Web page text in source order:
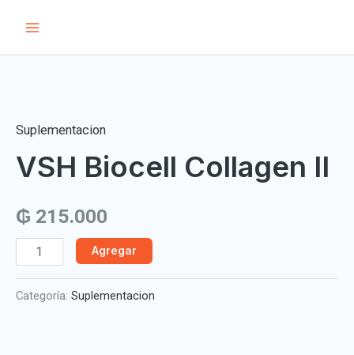
contenido
Menu
Suplementacion
VSH Biocell Collagen II
₲ 215.000
Collagen
cantidad
Agregar
Categoría: Suplementacion